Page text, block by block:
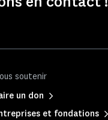
soutenir
un don
et fondations